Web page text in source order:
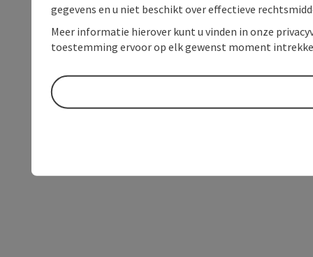
gegevens en u niet beschikt over effectieve
Meer informatie hierover kunt u vinden in onze
toestemming ervoor op elk gewenst moment